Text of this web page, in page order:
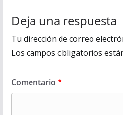
Deja una respuesta
Tu dirección de correo
Los campos obligatorios
Comentario *